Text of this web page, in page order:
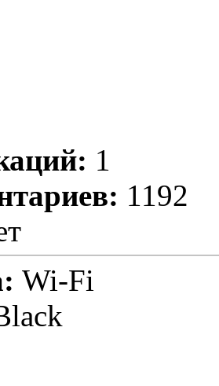
1
1192
Wi-Fi